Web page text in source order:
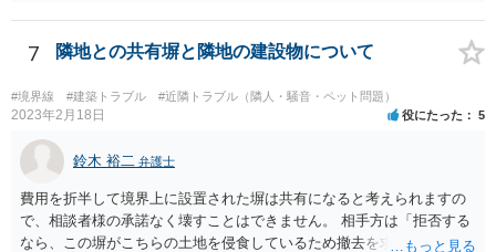
業者が費用負担を求めない場合は、経済的に見て得と評価できる面が
あるからです。 売主・隣地所有者・ご自身で現場と事実関係を確認し
微々たるものになってしまうかと思います）
7 隣地との共有塀と隣地の建設物について
#境界線 #建築トラブル #近隣トラブル（隣人・騒音・ペット問題）
2023年2月18日 役にたった 5
鈴木 裕二 弁護士
費用を折半して境界上に設置された塀は共有になると考えられますの
で、相談者様の承諾なく壊すことはできません。 相手方は「拒否する
なら、この塀がこちらの土地を侵食しているため撤去を求める手続き